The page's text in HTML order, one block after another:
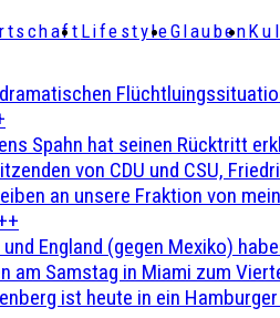
LifestyleGlauben
Spahn hat seinen Rücktritt
von CDU und CSU,
an unsere Fraktion von
England (gegen Mexiko)
Samstag in Miami zum
ist heute in ein